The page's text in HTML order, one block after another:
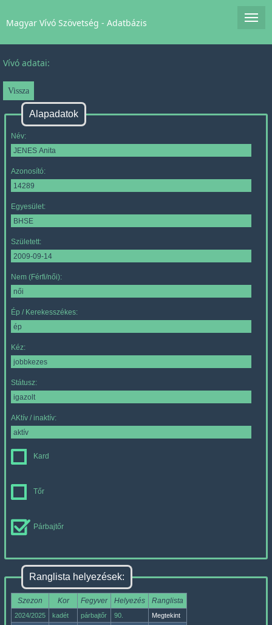
Magyar Vívó Szövetség - Adatbázis
Vívó adatai:
Alapadatok
Név:
Azonosító:
Egyesület:
Született:
Nem (Férfi/női):
Ép / Kerekesszékes:
Kéz:
Státusz:
AKtív / inaktív:
Kard
Tőr
Párbajtőr
Ranglista helyezések:
Szezon Kor Fegyver Helyezés Ranglista
2024/2025 kadét párbajtőr 90.
Megtekint